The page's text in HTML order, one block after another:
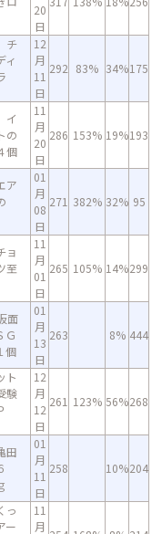
20
日
チ
ィ
12
月
11
日
292 83% 34%175
イ
の
個
11
月
20
日
286 153% 19%193
ア
01
月
08
日
271 382% 32% 95
ョ
至
11
月
01
日
265 105% 14%299
面
Ｇ
個
01
月
13
日
263 8% 444
ト
験
12
月
12
日
261 123% 56%268
田
01
月
11
日
258 10%204
っ
ー
11
月